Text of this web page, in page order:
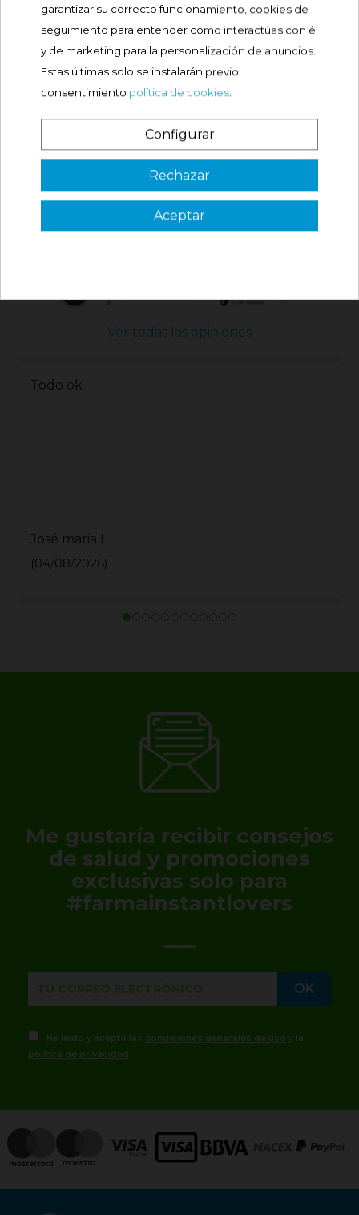
Comprar
QUE OPINAN NUESTROS
CLIENTES
Ver todas las opiniones
####
Jonathan J
(28/07/2026)
Me gustaría recibir consejos
de salud y promociones
exclusivas solo para
#farmainstantlovers
He leído y acepto las condiciones generales de uso y la
política de privacidad
¿Es tu primera vez? ¡SORPRESA!
VER CÓDIGO
3 €
garantizar su correcto funcionamiento, cookies de
seguimiento para entender cómo interactúas con él
y de marketing para la personalización de anuncios.
Estas últimas solo se instalarán previo
consentimiento política de cookies.
Configurar
Rechazar
Aceptar